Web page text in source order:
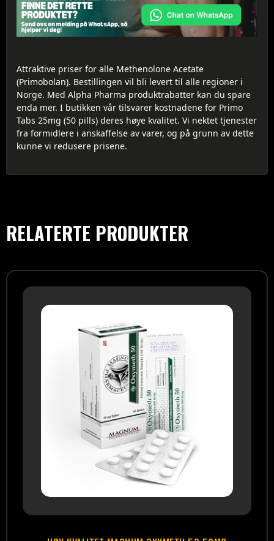
Attraktive priser for alle Methenolone Acetate
(Primobolan). Bestillingen vil bli levert til alle regioner i
Norge. Med Alpha Pharma produktrabatter kan du spare
enda mer. I butikken vår tilsvarer kostnadene for Primo
Tabs 25mg (50 pills) deres høye kvalitet. Vi nektet tjenester
fra formidlere i anskaffelse av varer, og på grunn av dette
kunne vi redusere prisene.
RELATERTE PRODUKTER